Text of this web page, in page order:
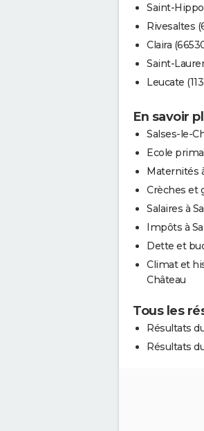
Saint-
Rivesaltes
Claira
Saint-
Leucate
En savoir
Salses-le-
Ecole
Maternités
Crèches et
Salaires à
Impôts à
Dette et
Climat et
Château
Tous les
Résultats
Résultats